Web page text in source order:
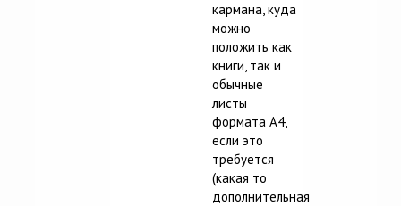
кармана, куда
можно
положить как
книги, так и
обычные
листы
формата А4,
если это
требуется
(какая то
дополнительная